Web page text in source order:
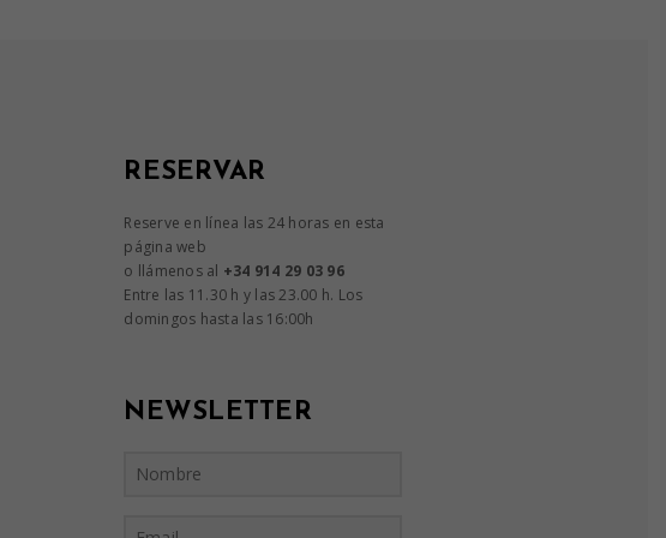
RESERVAR
Reserve en línea las 24 horas en esta
página web
o llámenos al +34 914 29 03 96
Entre las 11.30 h y las 23.00 h. Los
domingos hasta las 16:00h
NEWSLETTER